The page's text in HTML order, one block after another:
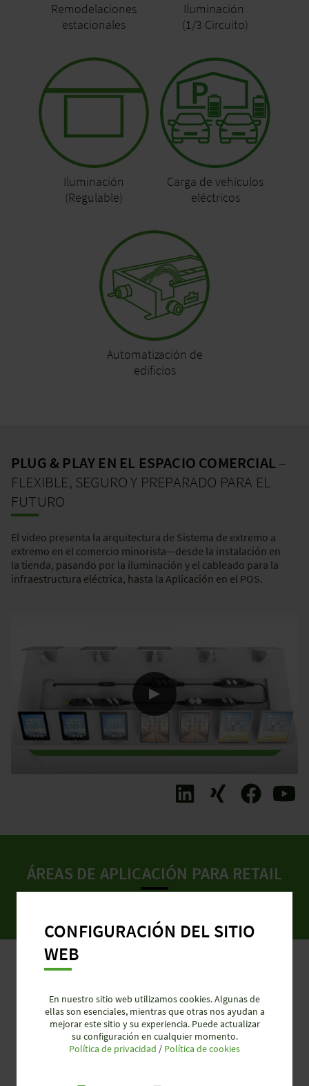
Remodelaciones
estacionales
Iluminación
(1/3 Circuito)
Iluminación
(Regulable)
Carga de vehículos
eléctricos
Automatización de
edificios
PLUG & PLAY EN EL ESPACIO COMERCIAL –
FLEXIBLE, SEGURO Y PREPARADO PARA EL
FUTURO
El video presenta la arquitectura de Sistema de extremo a
extremo en el comercio minorista—desde la instalación en
la tienda, pasando por la iluminación y el cableado para la
infraestructura eléctrica, hasta la Aplicación en el POS.
ÁREAS DE APLICACIÓN PARA RETAIL
CONFIGURACIÓN DEL SITIO
WEB
En nuestro sitio web utilizamos cookies. Algunas de
ellas son esenciales, mientras que otras nos ayudan a
mejorar este sitio y su experiencia. Puede actualizar
su configuración en cualquier momento.
Política de privacidad / Política de cookies